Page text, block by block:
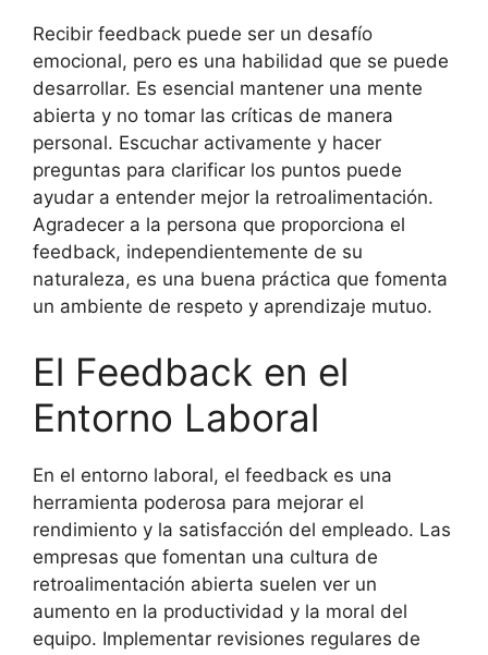
Recibir feedback puede ser un desafío
emocional, pero es una habilidad que se puede
desarrollar. Es esencial mantener una mente
abierta y no tomar las críticas de manera
personal. Escuchar activamente y hacer
preguntas para clarificar los puntos puede
ayudar a entender mejor la retroalimentación.
Agradecer a la persona que proporciona el
feedback, independientemente de su
naturaleza, es una buena práctica que fomenta
un ambiente de respeto y aprendizaje mutuo.
El Feedback en el
Entorno Laboral
En el entorno laboral, el feedback es una
herramienta poderosa para mejorar el
rendimiento y la satisfacción del empleado. Las
empresas que fomentan una cultura de
retroalimentación abierta suelen ver un
aumento en la productividad y la moral del
equipo. Implementar revisiones regulares de